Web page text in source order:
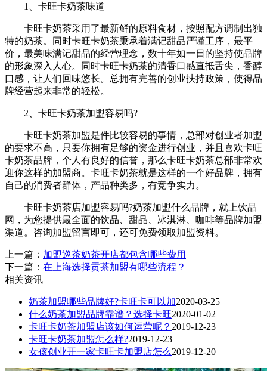
1、卡旺卡奶茶味道
卡旺卡奶茶采用了最新鲜的原料食材，按照配方调制出独
特的奶茶。同时卡旺卡奶茶秉承着满记甜品严谨工序，最平
价，最美味满记甜品的经营理念，数十年如一日的坚持使品牌
的形象深入人心。同时卡旺卡奶茶的清香口感直抵舌尖，香醇
口感，让人们回味悠长。总拥有完善的创业扶持政策，使得品
牌经营起来非常的轻松。
2、卡旺卡奶茶加盟容易吗?
卡旺卡奶茶加盟是件比较容易的事情，总部对创业者加盟
的要求不高，只要你拥有足够的资金进行创业，并且喜欢卡旺
卡奶茶品牌，个人有良好的信誉，那么卡旺卡奶茶总部非常欢
迎你这样的加盟商。卡旺卡奶茶就是这样的一个好品牌，拥有
自己的消费者群体，产品种类多，有竞争实力。
卡旺卡奶茶店加盟容易吗?奶茶加盟什么品牌，就上饮品
网，为您提供最全面的饮品、甜品、冰淇淋、咖啡等品牌加盟
渠道。咨询加盟留言即可，还可免费领取加盟资料。
上一篇： 加盟巡茶奶茶开店都包含哪些费用
下一篇： 在上海选择贡茶加盟有哪些流程？
相关资讯
奶茶加盟哪些品牌好?卡旺卡可以加2020-03-25
什么奶茶加盟品牌靠谱？选择卡旺2020-01-02
卡旺卡奶茶加盟店该如何运营呢？ 2019-12-23
卡旺卡奶茶加盟怎么样?2019-12-23
女孩创业开一家卡旺卡加盟店怎么2019-12-20